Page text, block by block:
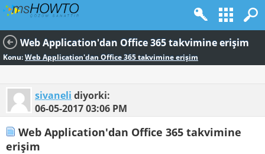
Web Application'dan Office 365 takvimine erişim
Konu:Web Application'dan Office 365 takvimine erişim
sivaneli diyorki:
06-05-201703:06 PM
Web Application'dan Office 365 takvimine
erişim